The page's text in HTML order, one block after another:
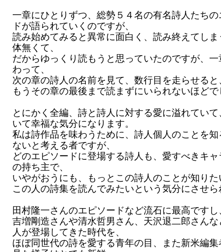
一章にひとりずつ、総勢５４名の有名詩人たち
ドが語られていくのですが、
読み始めてみると異常に面白く、読み終えてし
体無くて、
だからゆっくり読もうと思っていたのですが、
わって、
次の章の詩人の名前を見て、数行目を走らせると
もうその章の最後まで読まずにいられないほど
とにかく全編、詩と詩人に対する愛に溢れてい
いて幸福な気分になります。
私は詩作品を味わうために、詩人個人のことを
ないと考える者ですが、
どのエピソードに登場する詩人も、愛すべきキ
の持ち主で、
いやがおうにも、もっとこの詩人のことが知りた
この人の詩集を読んでみたいという気分にさせ
田村隆一さんのエピソードなど流石に最高ですし
吉増剛造さんや清水哲男さん、天沢退二郎さん
人が登場してきた時代を、
ほぼ同世代の詩を愛する青年の目、また新米編